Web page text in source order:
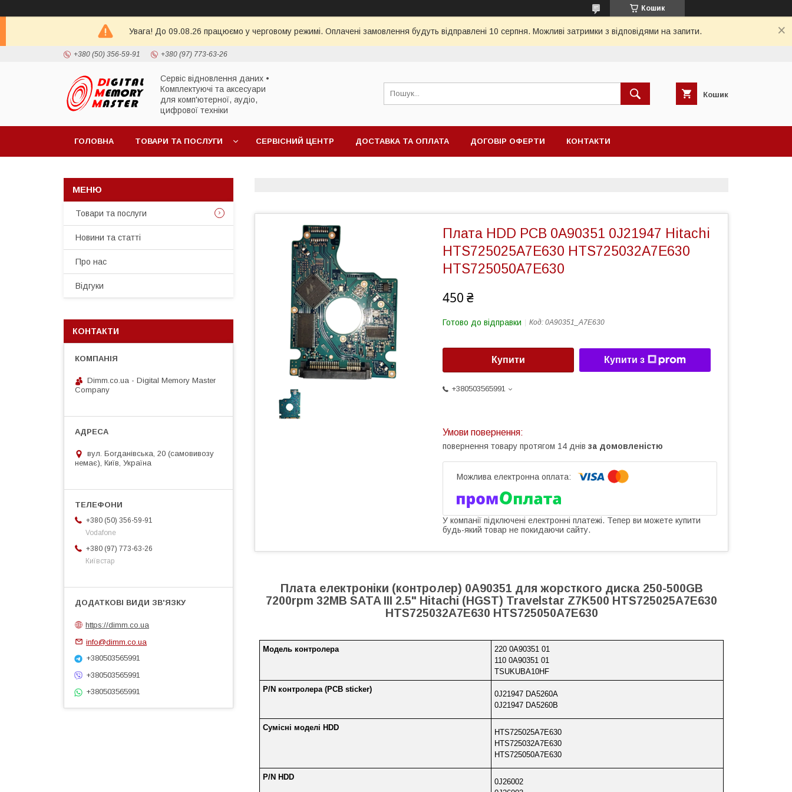
Кошик
Увага! До 09.08.26 працюємо у черговому режимі. Оплачені замовлення будуть відправлені 10 серпня. Можливі затримки з відповідями на запити.
+380 (50) 356-59-91 +380 (97) 773-63-26
Сервіс відновлення даних •
Комплектуючі та аксесуари
для комп'ютерної, аудіо,
цифрової техніки
Кошик
ГОЛОВНА ТОВАРИ ТА ПОСЛУГИ СЕРВІСНИЙ ЦЕНТР ДОСТАВКА ТА ОПЛАТА ДОГОВІР ОФЕРТИ КОНТАКТИ
Плата HDD PCB 0A90351 0J21947 Hitachi
HTS725025A7E630 HTS725032A7E630
HTS725050A7E630
450 ₴
Готово до відправки Код: 0A90351_A7E630
Купити Купити з
+380503565991
повернення товару протягом 14 днів за домовленістю
У компанії підключені електронні платежі. Тепер ви можете купити
будь-який товар не покидаючи сайту.
Плата електроніки (контролер) 0A90351 для жорсткого диска 250-500GB
7200rpm 32MB SATA III 2.5" Hitachi (HGST) Travelstar Z7K500 HTS725025A7E630
HTS725032A7E630 HTS725050A7E630
Модель контролера
220 0A90351 01
110 0A90351 01
TSUKUBA10HF
P/N контролера (PCB sticker)
0J21947 DA5260A
0J21947 DA5260B
Сумісні моделі HDD
HTS725025A7E630
HTS725032A7E630
HTS725050A7E630
P/N HDD
0J26002
Товари та послуги
Новини та статті
Про нас
Відгуки
КОНТАКТИ
Dimm.co.ua - Digital Memory Master
Company
вул. Богданівська, 20 (самовивозу
немає), Київ, Україна
+380 (50) 356-59-91
Vodafone
+380 (97) 773-63-26
Київстар
https://dimm.co.ua
info@dimm.co.ua
+380503565991
+380503565991
+380503565991